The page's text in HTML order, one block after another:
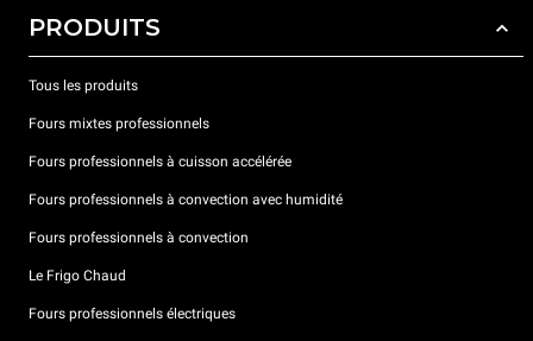
PRODUITS
Tous les produits
Fours mixtes professionnels
Fours professionnels à cuisson accélérée
Fours professionnels à convection avec humidité
Fours professionnels à convection
Le Frigo Chaud
Fours professionnels électriques